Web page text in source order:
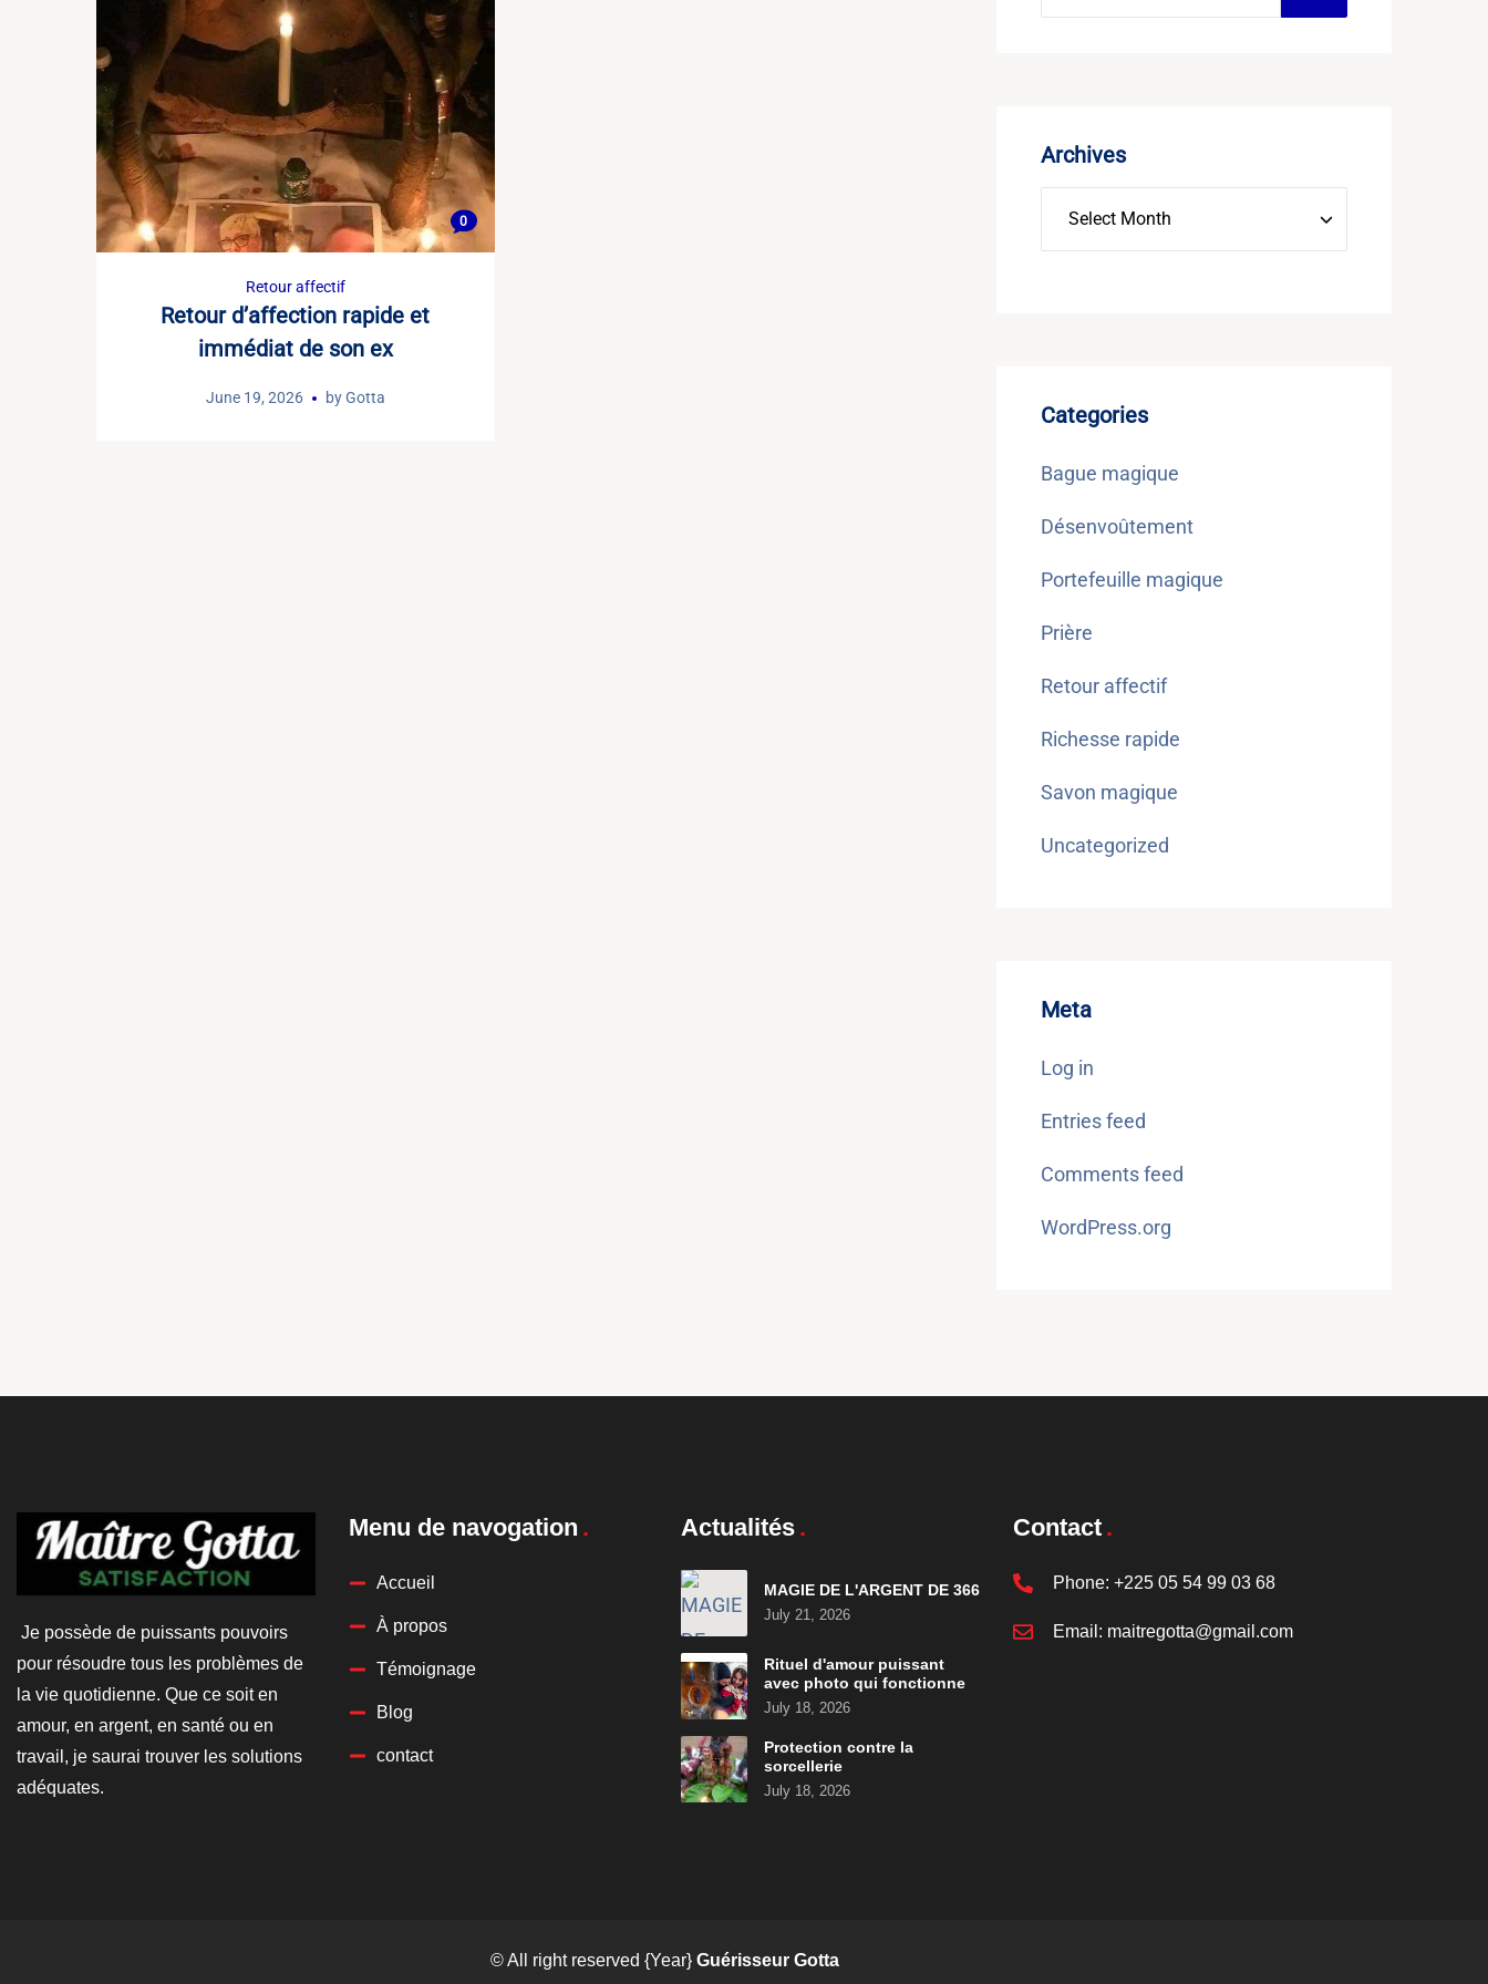
0
Retour affectif
Retour d’affection rapide et
immédiat de son ex
June 19, 2026 byGotta
Archives
Categories
Bague magique
Désenvoûtement
Portefeuille magique
Prière
Retour affectif
Richesse rapide
Savon magique
Uncategorized
Meta
Log in
Entries feed
Comments feed
WordPress.org
Je possède de puissants pouvoirs
pour résoudre tous les problèmes de
la vie quotidienne. Que ce soit en
amour, en argent, en santé ou en
travail, je saurai trouver les solutions
adéquates.
Menu de navogation
Accueil
À propos
Témoignage
Blog
contact
Actualités
MAGIE DE L'ARGENT DE 366
July 21, 2026
Rituel d'amour puissant
avec photo qui fonctionne
July 18, 2026
Protection contre la
sorcellerie
July 18, 2026
Contact
Phone: +225 05 54 99 03 68
Email: maitregotta@gmail.com
© All right reserved {Year} Guérisseur Gotta